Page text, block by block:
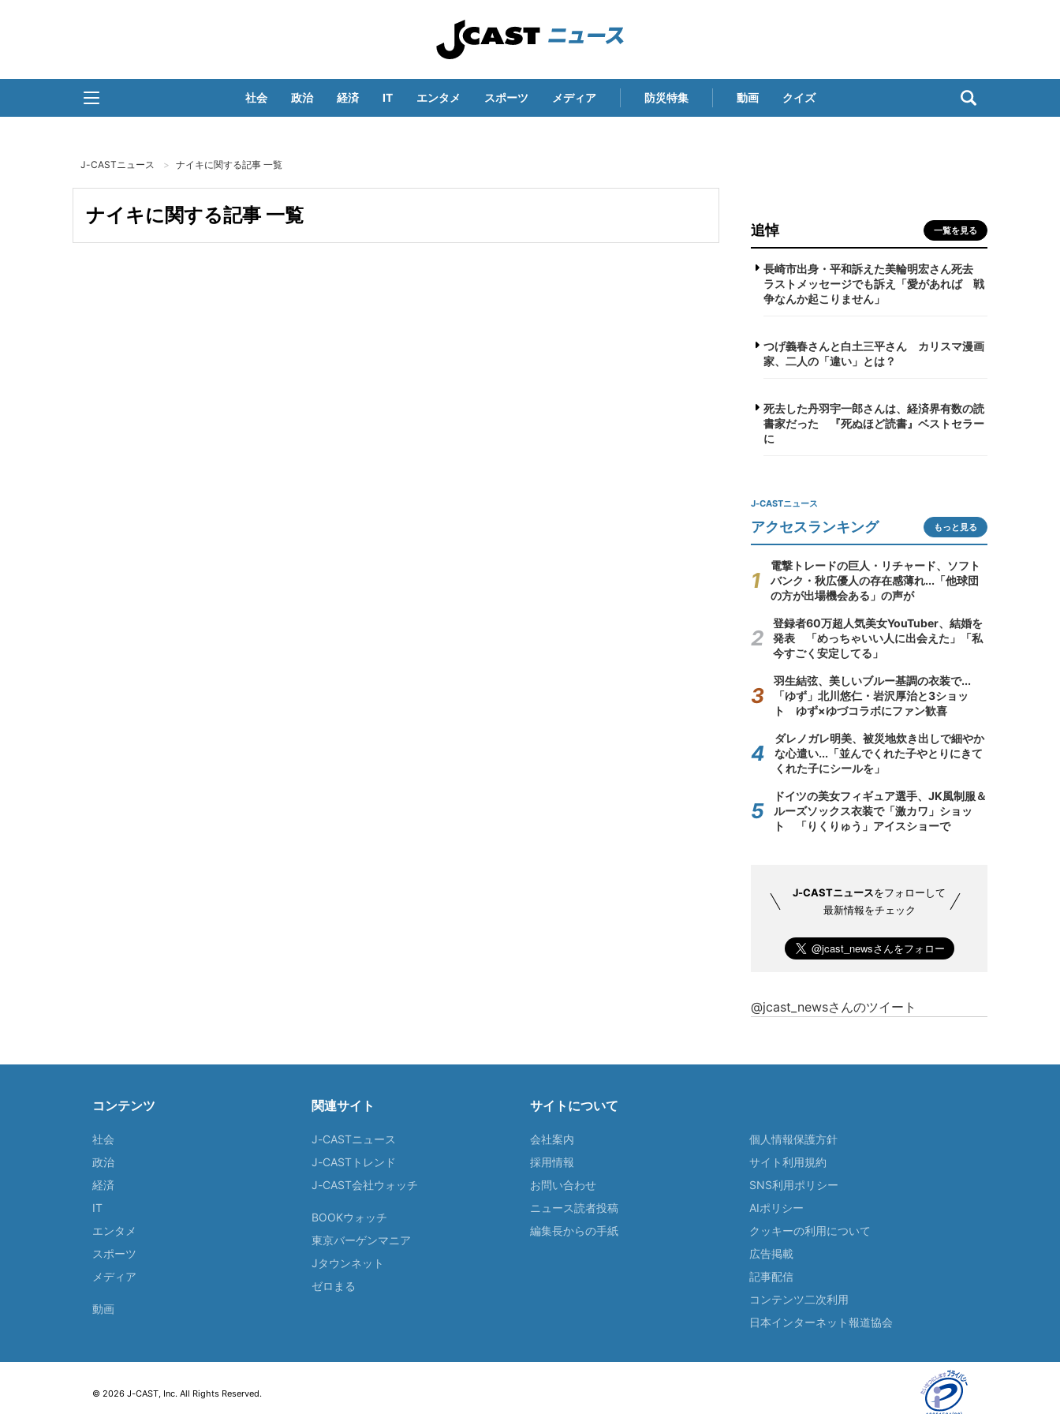
社会 政治 経済 IT エンタメ スポーツ メディア 防災特集 動画 クイズ
J-CASTニュース ナイキに関する記事 一覧
ナイキに関する記事 一覧
追悼 一覧を見る
長崎市出身・平和訴えた美輪明宏さん死去
ラストメッセージでも訴え「愛があれば 戦
争なんか起こりません」
つげ義春さんと白土三平さん カリスマ漫画
家、二人の「違い」とは？
死去した丹羽宇一郎さんは、経済界有数の読
書家だった 『死ぬほど読書』ベストセラー
に
J-CASTニュース
アクセスランキング もっと見る
電撃トレードの巨人・リチャード、ソフト
バンク・秋広優人の存在感薄れ...「他球団
の方が出場機会ある」の声が
登録者60万超人気美女YouTuber、結婚を
発表 「めっちゃいい人に出会えた」「私
今すごく安定してる」
羽生結弦、美しいブルー基調の衣装で...
「ゆず」北川悠仁・岩沢厚治と3ショッ
ト ゆず×ゆづコラボにファン歓喜
ダレノガレ明美、被災地炊き出しで細やか
な心遣い...「並んでくれた子やとりにきて
くれた子にシールを」
ドイツの美女フィギュア選手、JK風制服＆
ルーズソックス衣装で「激カワ」ショッ
ト 「りくりゅう」アイスショーで
J-CASTニュースをフォローして
最新情報をチェック
@jcast_newsさんのツイート
コンテンツ
社会
政治
経済
IT
エンタメ
スポーツ
メディア
動画
関連サイト
J-CASTニュース
J-CASTトレンド
J-CAST会社ウォッチ
BOOKウォッチ
東京バーゲンマニア
Jタウンネット
ゼロまる
サイトについて
会社案内
採用情報
お問い合わせ
ニュース読者投稿
編集長からの手紙
個人情報保護方針
サイト利用規約
SNS利用ポリシー
AIポリシー
クッキーの利用について
広告掲載
記事配信
コンテンツ二次利用
日本インターネット報道協会
© 2026 J-CAST, Inc. All Rights Reserved.